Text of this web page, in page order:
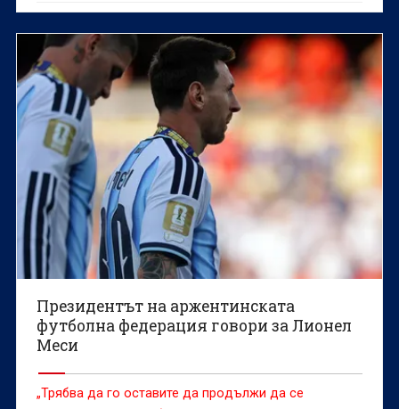
Президентът на аржентинската
футболна федерация говори за Лионел
Меси
„Трябва да го оставите да продължи да се